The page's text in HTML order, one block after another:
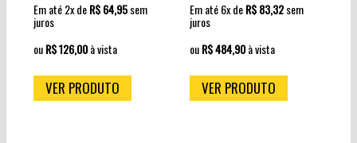
Em até 2x deR$ 64,95sem
juros
ouR$ 126,00à vista
VER PRODUTO
Em até 6x deR$ 83,32sem
juros
ouR$ 484,90à vista
VER PRODUTO